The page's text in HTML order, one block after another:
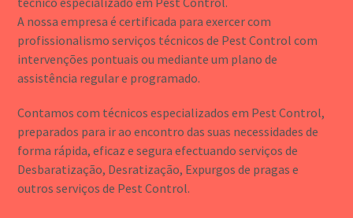
A nossa empresa é certificada para exercer com
profissionalismo serviços técnicos de Pest Control com
intervenções pontuais ou mediante um plano de
assistência regular e programado.
Contamos com técnicos especializados em Pest Control,
preparados para ir ao encontro das suas necessidades de
forma rápida, eficaz e segura efectuando serviços de
Desbaratização, Desratização, Expurgos de pragas e
outros serviços de Pest Control.